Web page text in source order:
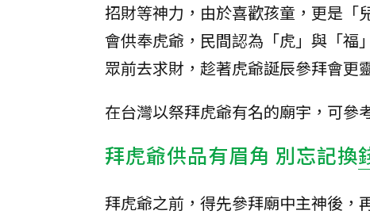
招財等神力，由於喜歡孩童，更是「
會供奉虎爺，民間認為「虎」與「福
眾前去求財，趁著虎爺誕辰參拜會更
在台灣以祭拜虎爺有名的廟宇，可參
拜虎爺供品有眉角 別忘記換
拜虎爺之前，得先參拜廟中主神後，